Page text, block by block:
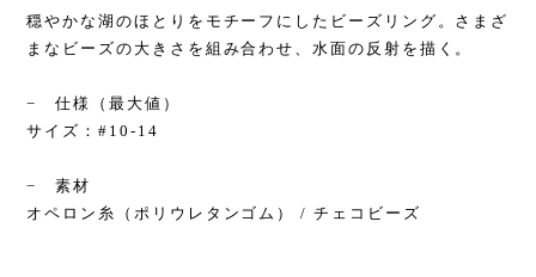
穏やかな湖のほとりをモチーフにしたビーズリング。さまざ
まなビーズの大きさを組み合わせ、水面の反射を描く。
− 仕様（最大値）
サイズ：#10-14
− 素材
オペロン糸（ポリウレタンゴム） / チェコビーズ